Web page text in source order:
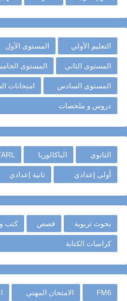
التعليم الأولي المستوى الأول
المستوى الثاني المستوى
المستوى السادس امتحانات
دروس و ملخصات
الثانوي الباكالوريا
أولى إعدادي ثانية إعدادي
بحوث تربوية قصص كتب
كراسات الكتابة
FM6 الامتحان المهني